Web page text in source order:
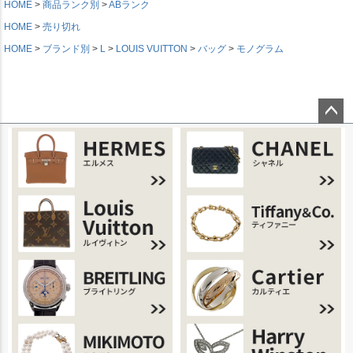
HOME 商品ランク別
ABランク
HOME
売り切れ
HOME
ブランド別 L LOUIS VUITTON バッグ モノグラム
ページ
トップ
へ